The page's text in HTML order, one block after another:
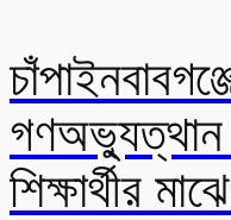
গণঅভ্যুত্থান
শিক্ষার্থীর